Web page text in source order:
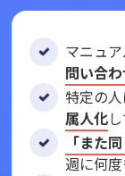
マニュア
問い合
特定の人
属人化
「また
週に何